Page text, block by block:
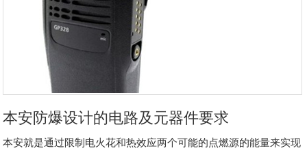
本安防爆设计的电路及元器件要求
本安就是通过限制电火花和热效应两个可能的点燃源的能量来实现